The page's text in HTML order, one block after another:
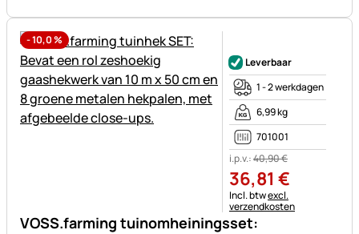
-10,0%
VOSS.farming tuinomheiningsset:
Leverbaar
1 - 2 werkdagen
6,99 kg
701001
i.p.v.:40,90€
36,81 €
Belastinginformatie:
Incl. btwexcl.
verzendkosten